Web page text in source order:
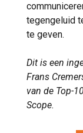
tegengeluid
te geven.
Dit is een
Frans
van de Top-
Scope.